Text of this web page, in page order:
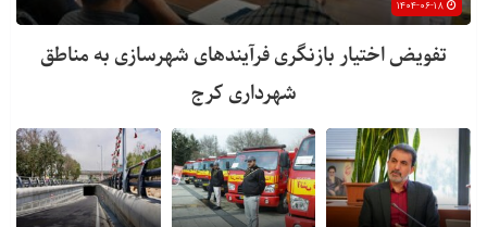
تفویض اختیار بازنگری فرآیندهای شهرسازی به مناطق
شهرداری کرج